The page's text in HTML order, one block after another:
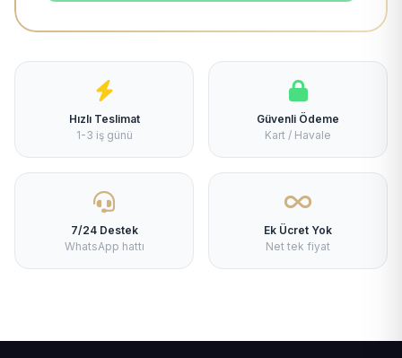
Hızlı Teslimat
1-3 iş günü
Güvenli Ödeme
Kart / Havale
7/24 Destek
WhatsApp hattı
Ek Ücret Yok
Net tek fiyat